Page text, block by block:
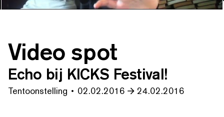
Video spot
Echo bij KICKS Festival!
Tentoonstelling 02.02.2016 24.02.2016